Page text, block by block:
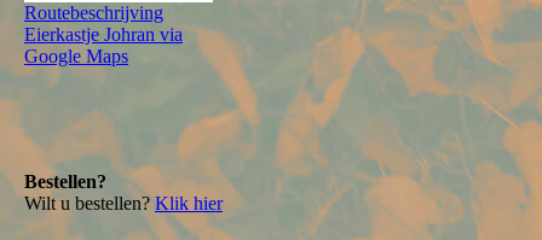
Routebeschrijving
Eierkastje Johran via
Google Maps
Bestellen?
Wilt u bestellen?Klik hier